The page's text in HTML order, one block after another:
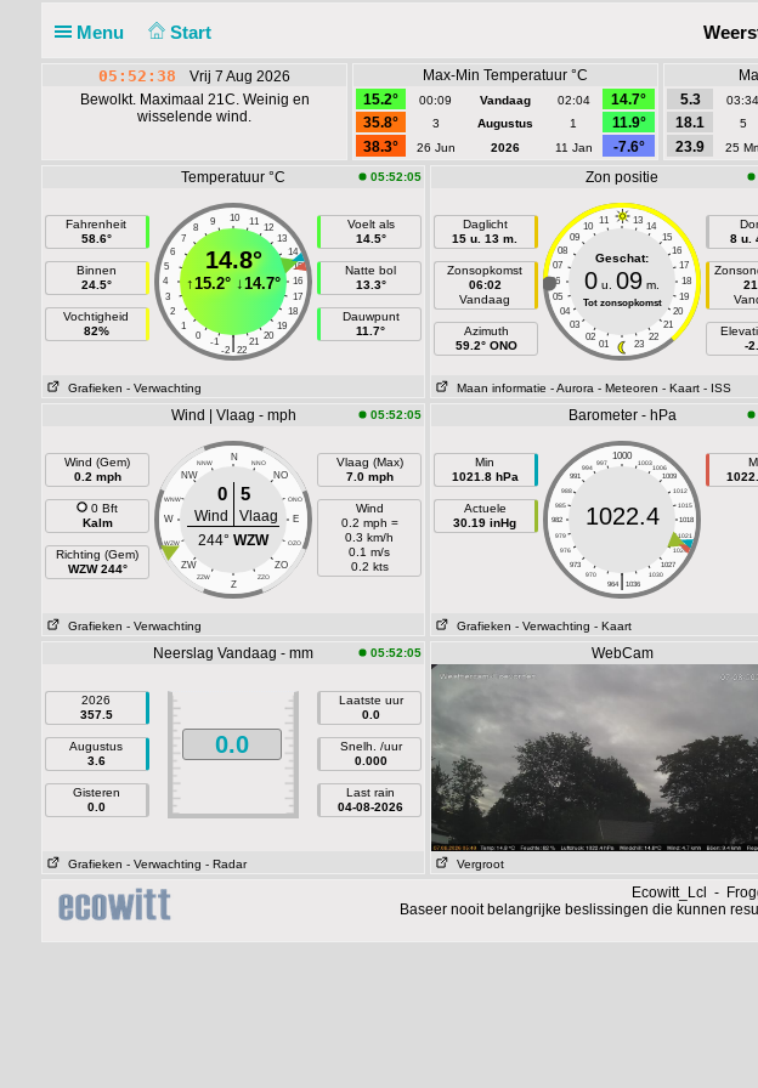
Menu Start
05:52:38
Vrij 7 Aug 2026
Bewolkt. Maximaal 21C. Weinig en
wisselende wind.
Max-Min Temperatuur °C
15.2°
00:09 Vandaag 02:04
14.7°
35.8°
3 Augustus 1
11.9°
38.3°
26 Jun 2026 11 Jan -7.6°
5.3
03:34
18.1
5
23.9
25
Temperatuur °C 05:52:05
Fahrenheit
58.6°
Binnen
24.5°
Vochtigheid
82%
10
9 11
8
12
7
13
6
14
5
15
4
16
3
17
2
18
1
19
0
20
-1 21
|
-2 22
14.8°
↑15.2° ↓14.7°
Voelt als
14.5°
Natte bol
13.3°
Dauwpunt
11.7°
Grafieken - Verwachting
Zon positie
Daglicht
15 u. 13 m.
Zonsopkomst
06:02
Vandaag
Azimuth
59.2° ONO
11 13
10
14
09
15
08
16
07
17
06
18
05
19
04
20
03
21
02
22
01 23
Geschat:
0 u. 09 m.
Tot zonsopkomst
8 u.
-
Maan informatie - Aurora - Meteoren - Kaart - ISS
Wind | Vlaag - mph 05:52:05
Wind (Gem)
0.2 mph
0 Bft
Kalm
Richting (Gem)
WZW 244°
N
NNW NNO
NW NO
WNW ONO
W E
WZW OZO
ZW ZO
ZZW ZZO
Z
0 5
Wind
Vlaag
244° WZW
Vlaag (Max)
7.0 mph
Wind
0.2 mph =
0.3 km/h
0.1 m/s
0.2 kts
Grafieken - Verwachting
Barometer - hPa
Min
1021.8 hPa
Actuele
30.19 inHg
1000
997 1003
994
1006
991
1009
988
1012
985
1015
982
1018
979
1021
976
1024
973
1027
970
1030
|
964 1036
1022.4
Grafieken - Verwachting - Kaart
Neerslag Vandaag - mm 05:52:05
2026
357.5
Augustus
3.6
Gisteren
0.0
0.0
Laatste uur
0.0
Snelh. /uur
0.000
Last rain
04-08-2026
Grafieken - Verwachting - Radar
WebCam
Vergroot
Ecowitt_Lcl -
Baseer nooit belangrijke beslissingen die kunnen